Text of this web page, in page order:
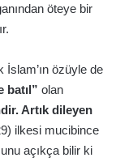
öteye bir
İslam’ın özüyle de
batıl” olan
Artık dileyen
ilkesi mucibince
açıkça bilir ki